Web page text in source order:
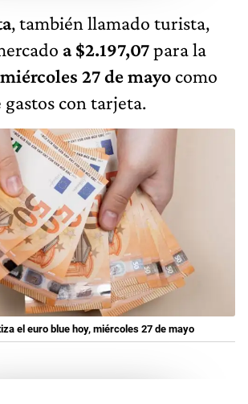
, también llamado turista,
a $2.197,07para la
miércoles 27 de mayo como
con tarjeta.
el euro blue hoy, miércoles 27 de mayo